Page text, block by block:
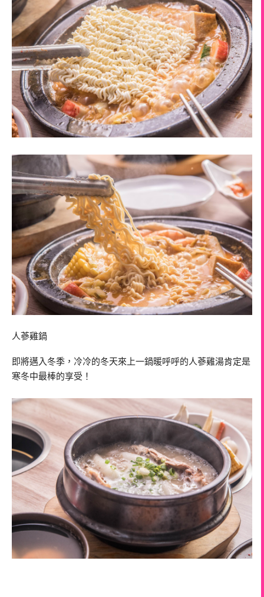
人蔘雞鍋
即將邁入冬季，冷冷的冬天來上一鍋暖呼呼的人蔘雞湯肯定是
寒冬中最棒的享受！